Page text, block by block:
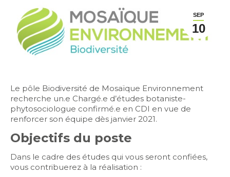
SEP
10
Le pôle Biodiversité de Mosaïque Environnement
recherche un.e Chargé.e d’études botaniste-
phytosociologue confirmé.e en CDI en vue de
renforcer son équipe dès janvier 2021.
Objectifs du poste
Dans le cadre des études qui vous seront confiées,
vous contribuerez à la réalisation :